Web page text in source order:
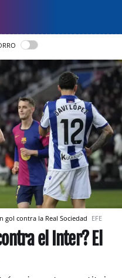
gol contra la Real Sociedad EFE
el Inter? El